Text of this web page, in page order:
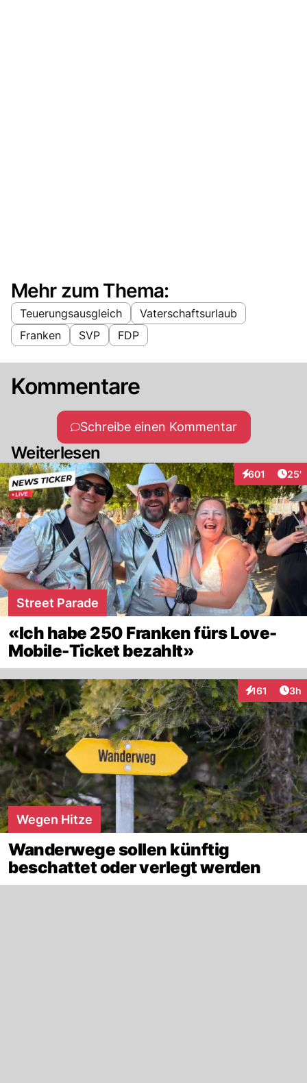
Mehr zum Thema:
Teuerungsausgleich
Vaterschaftsurlaub
Franken
SVP FDP
Kommentare
Schreibe einen Kommentar
Weiterlesen
601
Interaktionen
25'
Street Parade
«Ich habe 250 Franken fürs Love-
Mobile-Ticket bezahlt»
161
Interaktionen
3h
Wegen Hitze
Wanderwege sollen künftig
beschattet oder verlegt werden